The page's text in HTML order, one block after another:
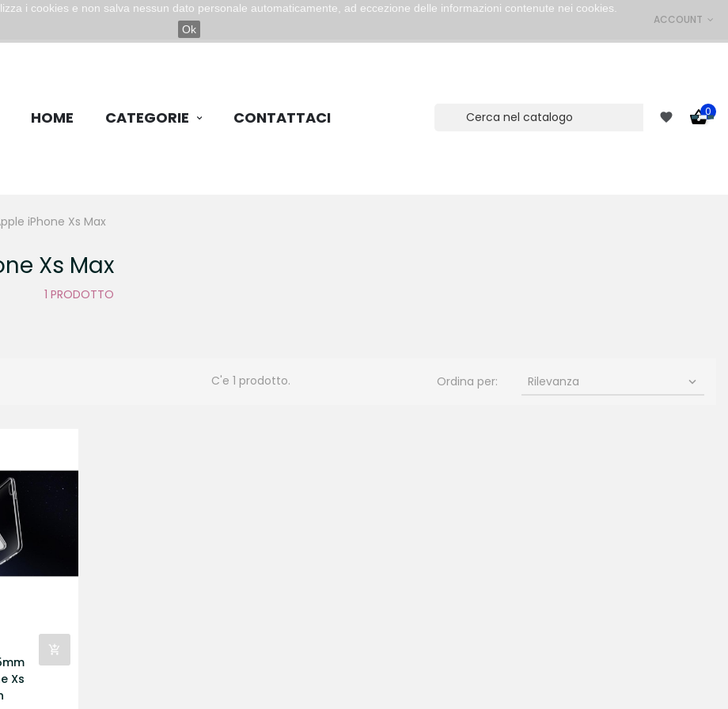
ACCOUNT
HOME CATEGORIE CONTATTACI 0
iPhone Xs Max
Xs Max
1 PRODOTTO
C'e 1 prodotto. Ordina per: Rilevanza 
Xs
i cookies e non salva nessun dato personale automaticamente, ad eccezione delle informazioni contenute nei cookies.
Ok